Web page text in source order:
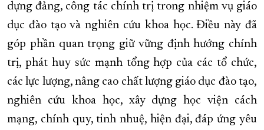
dựng đảng, công tác chính trị trong nhiệm vụ giáo
dục đào tạo và nghiên cứu khoa học. Điều này đã
góp phần quan trọng giữ vững định hướng chính
trị, phát huy sức mạnh tổng hợp của các tổ chức,
các lực lượng, nâng cao chất lượng giáo dục đào tạo,
nghiên cứu khoa học, xây dựng học viện cách
mạng, chính quy, tinh nhuệ, hiện đại, đáp ứng yêu